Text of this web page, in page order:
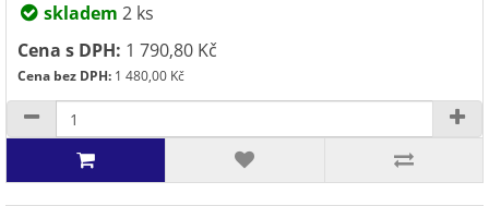
skladem 2 ks
Cena s DPH: 1 790,80 Kč
Cena bez DPH: 1 480,00 Kč